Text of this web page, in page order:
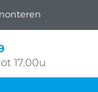
17.00u